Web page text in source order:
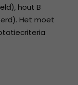
hout B
Het moet